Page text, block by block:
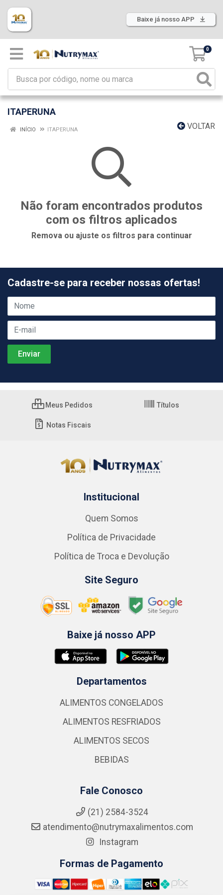
Baixe já nosso APP
0
ITAPERUNA
VOLTAR
INÍCIO ITAPERUNA
Não foram encontrados produtos
com os filtros aplicados
Remova ou ajuste os filtros para continuar
Cadastre-se para receber nossas ofertas!
Meus Pedidos Títulos
Notas Fiscais
Institucional
Quem Somos
Política de Privacidade
Política de Troca e Devolução
Site Seguro
Baixe já nosso APP
Departamentos
ALIMENTOS CONGELADOS
ALIMENTOS RESFRIADOS
ALIMENTOS SECOS
BEBIDAS
Fale Conosco
(21) 2584-3524
atendimento@nutrymaxalimentos.com
Instagram
Formas de Pagamento